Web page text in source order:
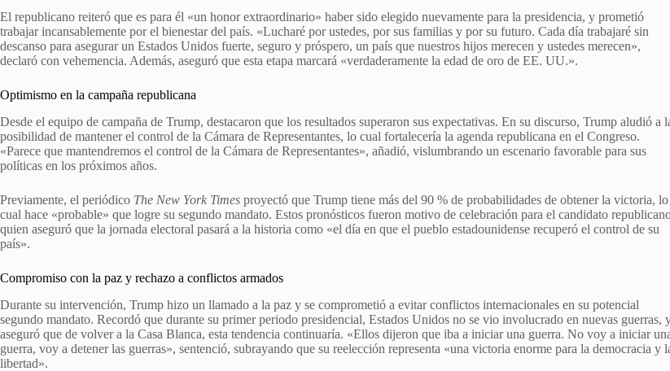
El republicano reiteró que es para él «un honor extraordinario» haber sido elegido nuevamente para la presidencia, y prometió
trabajar incansablemente por el bienestar del país. «Lucharé por ustedes, por sus familias y por su futuro. Cada día trabajaré sin
descanso para asegurar un Estados Unidos fuerte, seguro y próspero, un país que nuestros hijos merecen y ustedes merecen»,
declaró con vehemencia. Además, aseguró que esta etapa marcará «verdaderamente la edad de oro de EE. UU.».
Optimismo en la campaña republicana
Desde el equipo de campaña de Trump, destacaron que los resultados superaron sus expectativas. En su discurso, Trump aludió a
posibilidad de mantener el control de la Cámara de Representantes, lo cual fortalecería la agenda republicana en el Congreso.
«Parece que mantendremos el control de la Cámara de Representantes», añadió, vislumbrando un escenario favorable para sus
políticas en los próximos años.
Previamente, el periódico The New York Times proyectó que Trump tiene más del 90 % de probabilidades de obtener la victoria, lo
cual hace «probable» que logre su segundo mandato. Estos pronósticos fueron motivo de celebración para el candidato
quien aseguró que la jornada electoral pasará a la historia como «el día en que el pueblo estadounidense recuperó el control de su
país».
Compromiso con la paz y rechazo a conflictos armados
Durante su intervención, Trump hizo un llamado a la paz y se comprometió a evitar conflictos internacionales en su potencial
segundo mandato. Recordó que durante su primer periodo presidencial, Estados Unidos no se vio involucrado en nuevas guerras,
aseguró que de volver a la Casa Blanca, esta tendencia continuaría. «Ellos dijeron que iba a iniciar una guerra. No voy a iniciar
guerra, voy a detener las guerras», sentenció, subrayando que su reelección representa «una victoria enorme para la democracia y
libertad».